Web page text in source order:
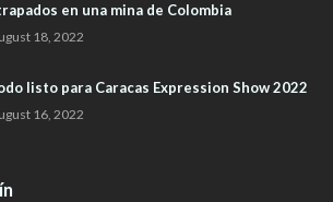
en una mina de Colombia
18, 2022
listo para Caracas Expression Show 2022
16, 2022